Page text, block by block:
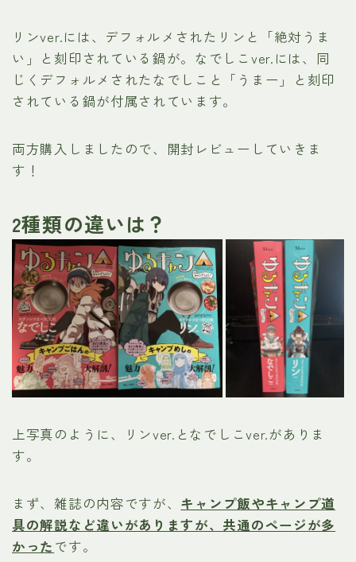
リンver.には、デフォルメされたリンと「絶対うま
い」と刻印されている鍋が。なでしこver.には、同
じくデフォルメされたなでしこと「うまー」と刻印
されている鍋が付属されています。
両方購入しましたので、開封レビューしていきま
す！
2種類の違いは？
上写真のように、リンver.となでしこver.がありま
す。
まず、雑誌の内容ですが、 キャンプ飯やキャンプ道
具の解説など違いがありますが、共通のページが多
かった です。